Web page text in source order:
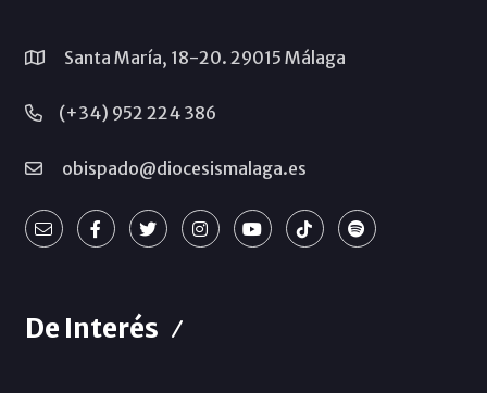
Santa María, 18-20. 29015 Málaga
(+34) 952 224 386
obispado@diocesismalaga.es
De Interés